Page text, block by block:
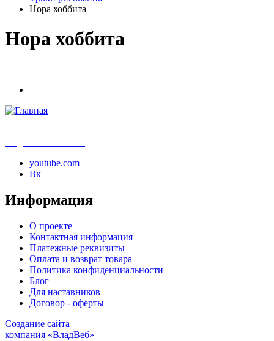
Нора хоббита
Нора хоббита
youtube.com
Вк
Информация
О проекте
Контактная информация
Платежные реквизиты
Оплата и возврат товара
Политика конфиденциальности
Блог
Для наставников
Договор - оферты
Создание сайта
компания «ВладВеб»